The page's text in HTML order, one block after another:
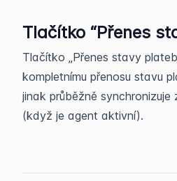
Tlačítko “Přenes
Tlačítko „Přenes stavy
kompletnímu přenosu stavu
jinak průběžně synchronizuje
(když je agent aktivní).